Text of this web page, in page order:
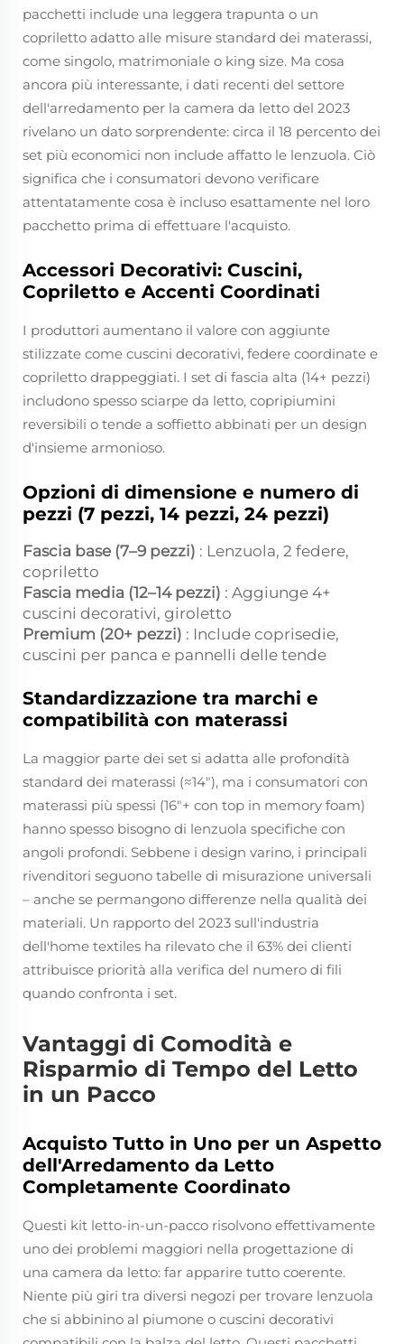
pacchetti include una leggera trapunta o un
copriletto adatto alle misure standard dei materassi,
come singolo, matrimoniale o king size. Ma cosa
ancora più interessante, i dati recenti del settore
dell'arredamento per la camera da letto del 2023
rivelano un dato sorprendente: circa il 18 percento dei
set più economici non include affatto le lenzuola. Ciò
significa che i consumatori devono verificare
attentatamente cosa è incluso esattamente nel loro
pacchetto prima di effettuare l'acquisto.
Accessori Decorativi: Cuscini,
Copriletto e Accenti Coordinati
I produttori aumentano il valore con aggiunte
stilizzate come cuscini decorativi, federe coordinate e
copriletto drappeggiati. I set di fascia alta (14+ pezzi)
includono spesso sciarpe da letto, copripiumini
reversibili o tende a soffietto abbinati per un design
d'insieme armonioso.
Opzioni di dimensione e numero di
pezzi (7 pezzi, 14 pezzi, 24 pezzi)
Fascia base (7–9 pezzi) : Lenzuola, 2 federe,
copriletto
Fascia media (12–14 pezzi) : Aggiunge 4+
cuscini decorativi, giroletto
Premium (20+ pezzi) : Include coprisedie,
cuscini per panca e pannelli delle tende
Standardizzazione tra marchi e
compatibilità con materassi
La maggior parte dei set si adatta alle profondità
standard dei materassi (≈14"), ma i consumatori con
materassi più spessi (16"+ con top in memory foam)
hanno spesso bisogno di lenzuola specifiche con
angoli profondi. Sebbene i design varino, i principali
rivenditori seguono tabelle di misurazione universali
– anche se permangono differenze nella qualità dei
materiali. Un rapporto del 2023 sull'industria
dell'home textiles ha rilevato che il 63% dei clienti
attribuisce priorità alla verifica del numero di fili
quando confronta i set.
Vantaggi di Comodità e
Risparmio di Tempo del Letto
in un Pacco
Acquisto Tutto in Uno per un Aspetto
dell'Arredamento da Letto
Completamente Coordinato
Questi kit letto-in-un-pacco risolvono effettivamente
uno dei problemi maggiori nella progettazione di
una camera da letto: far apparire tutto coerente.
Niente più giri tra diversi negozi per trovare lenzuola
che si abbinino al piumone o cuscini decorativi